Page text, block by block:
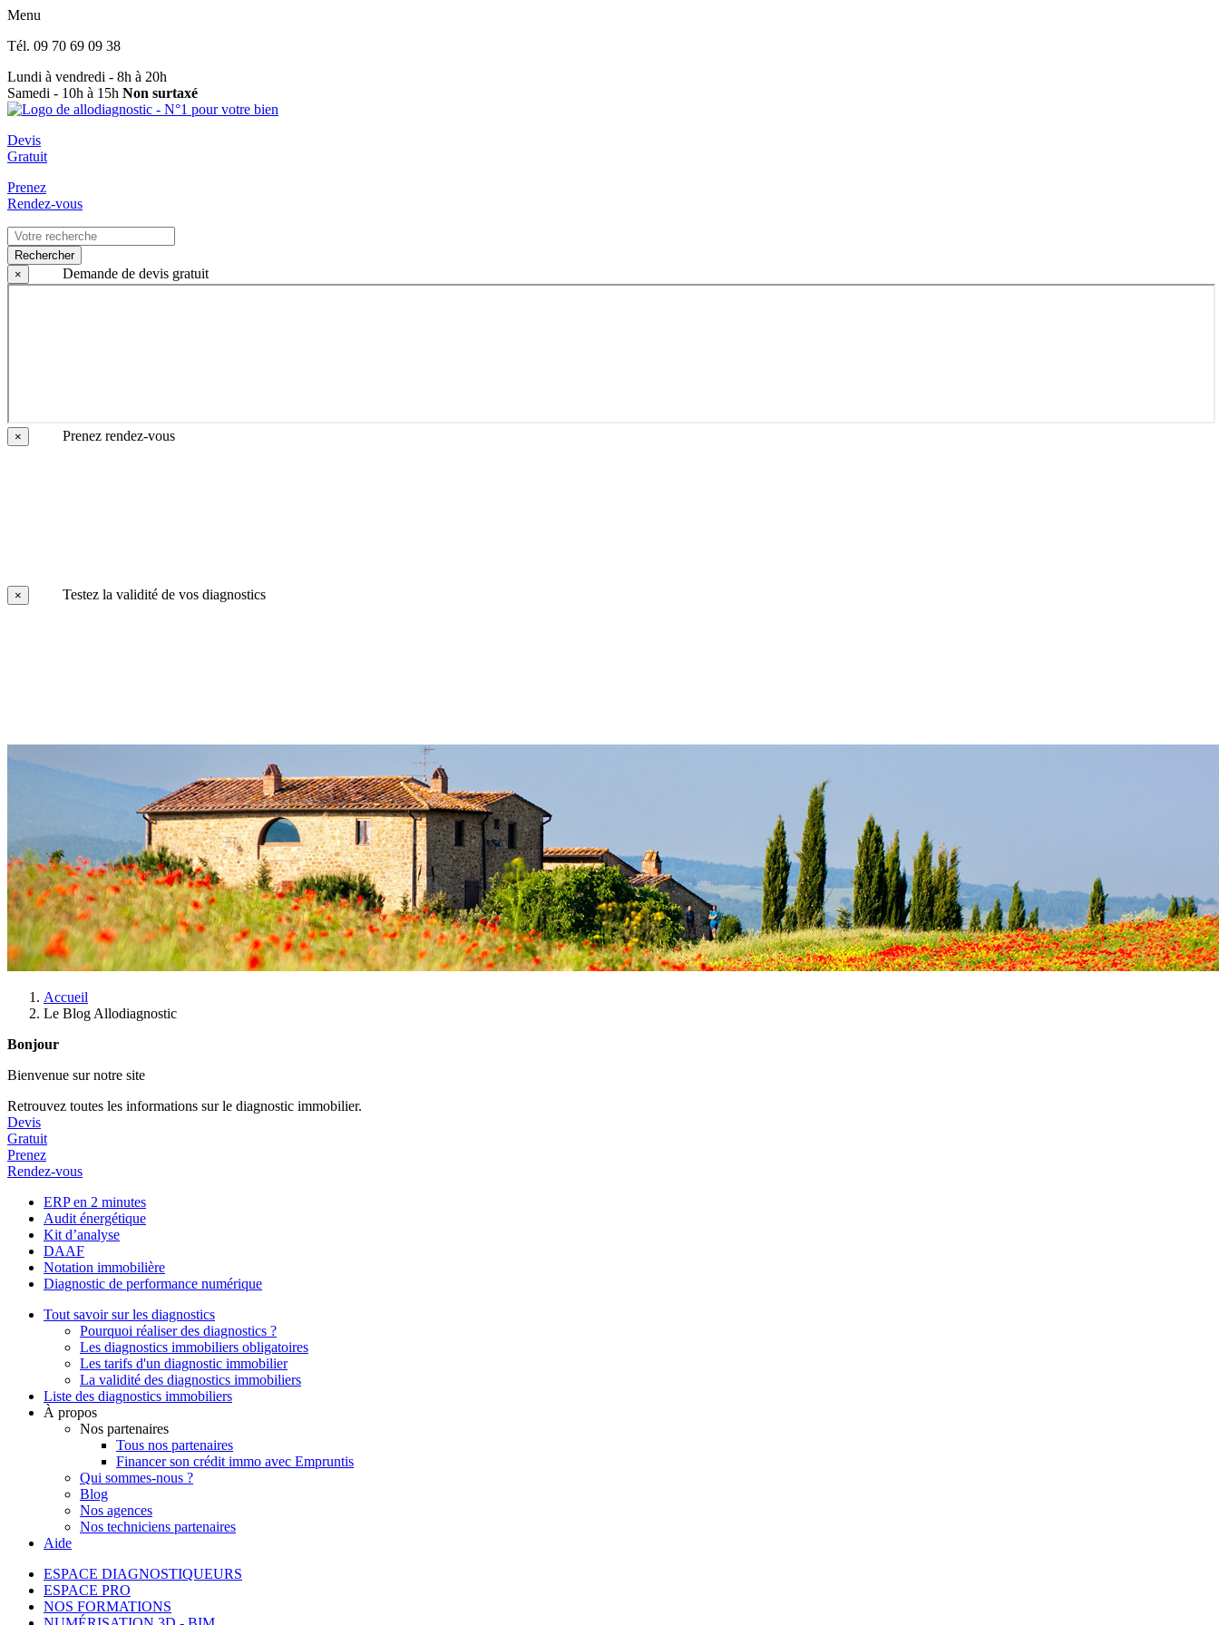
Menu
Tél. 09 70 69 09 38
Lundi à vendredi - 8h à 20h
Samedi - 10h à 15h Non surtaxé
Devis
Gratuit
Prenez
Rendez-vous
Rechercher
×
Demande de devis gratuit
× Prenez rendez-vous
× Testez la validité de vos diagnostics
Accueil
Le Blog Allodiagnostic
Bonjour
Bienvenue sur notre site
Retrouvez toutes les informations sur le diagnostic immobilier.
Devis
Gratuit
Prenez
Rendez-vous
ERP en 2 minutes
Audit énergétique
Kit d’analyse
DAAF
Notation immobilière
Diagnostic de performance numérique
Tout savoir sur les diagnostics
Pourquoi réaliser des diagnostics ?
Les diagnostics immobiliers obligatoires
Les tarifs d'un diagnostic immobilier
La validité des diagnostics immobiliers
Liste des diagnostics immobiliers
À propos
Nos partenaires
Tous nos partenaires
Financer son crédit immo avec Empruntis
Qui sommes-nous ?
Blog
Nos agences
Nos techniciens partenaires
Aide
ESPACE DIAGNOSTIQUEURS
ESPACE PRO
NOS FORMATIONS